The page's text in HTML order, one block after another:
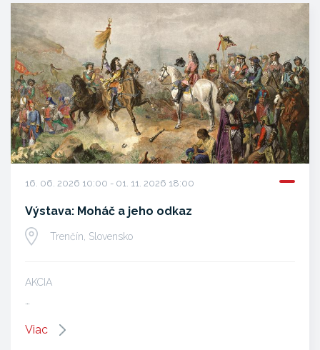
16. 06. 2026 10:00 - 01. 11. 2026 18:00
Výstava: Moháč a jeho odkaz
Trenčín, Slovensko
AKCIA
Viac